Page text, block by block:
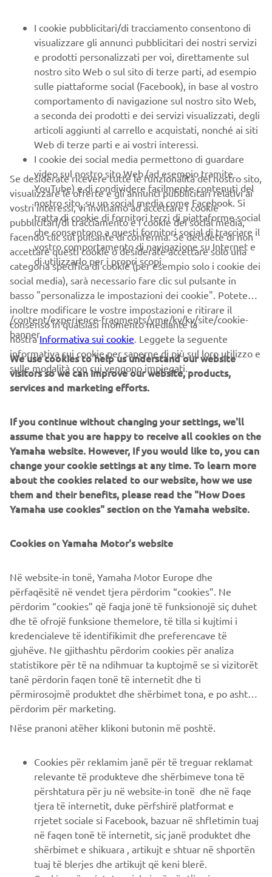
1968 DT-1
Scopri di più
ANNI '70
©Yamaha Motor Europe N.V. / Yamaha Motor Co., Ltd.
Le informazioni e/o le immagini contenute in queste
pagine web non possono mai essere utilizzate per finalità
commerciali o non commerciali senza l'esplicita
Guida sempre in modo sicuro e rispetta tutte le norme
locali del codice della strada.
CORPORATE
B2B
PIÙ YAMAHA
SUPPORTO
NEWSLETTER
Conoscerai in anteprima le ultime offerte, gli eventi speciali, le
nuove uscite e molto altro
ISCRIVITI
Leggi la nostra Informativa sulla privacy per sapere come
trattiamo i tuoi dati personali:Informativa sulla Privacy
Italy (Italian)
I cookie pubblicitari/di tracciamento consentono di
visualizzare gli annunci pubblicitari dei nostri servizi
e prodotti personalizzati per voi, direttamente sul
nostro sito Web o sul sito di terze parti, ad esempio
sulle piattaforme social (Facebook), in base al vostro
comportamento di navigazione sul nostro sito Web,
a seconda dei prodotti e dei servizi visualizzati, degli
articoli aggiunti al carrello e acquistati, nonché ai siti
Web di terze parti e ai vostri interessi.
I cookie dei social media permettono di guardare
video sul nostro sito Web (ad esempio tramite
YouTube) e di condividere facilmente contenuti del
nostro sito, su un social media come Facebook. Si
tratta di cookie di fornitori terzi di piattaforme social
che consentono a questi fornitori social di tracciare il
vostro comportamento di navigazione su Internet e
di utilizzarlo per i propri scopi.
Se desiderate ricevere tutte le funzionalità del nostro sito,
visualizzare le offerte e gli annunci pubblicitari relativi ai
vostri interessi, vi invitiamo ad accettare i cookie
pubblicitari/di tracciamento e i cookie dei social media,
facendo clic sul pulsante di conferma. Se decidete di non
accettare questi cookie o desiderate accettare solo una
categoria specifica di cookie (per esempio solo i cookie dei
social media), sarà necessario fare clic sul pulsante in
basso "personalizza le impostazioni dei cookie". Potete
inoltre modificare le vostre impostazioni e ritirare il
consenso in qualsiasi momento mediante la
nostraInformativa sui cookie . Leggete la seguente
informativa sui cookie per saperne di più sul loro utilizzo e
sulle modalità con cui vengono impiegati.
/content/experience-fragments/yme/kv/kv/site/cookie-
banner
We use cookies to help us understand our website
visitors so we can improve our website, products,
services and marketing efforts.
If you continue without changing your settings, we'll
assume that you are happy to receive all cookies on the
Yamaha website. However, If you would like to, you can
change your cookie settings at any time. To learn more
about the cookies related to our website, how we use
them and their benefits, please read the "How Does
Yamaha use cookies" section on the Yamaha website.
Cookies on Yamaha Motor's website
Në website-in tonë, Yamaha Motor Europe dhe
përfaqësitë në vendet tjera përdorim “cookies”. Ne
përdorim “cookies” që faqja jonë të funksionojë siç duhet
dhe të ofrojë funksione themelore, të tilla si kujtimi i
kredencialeve të identifikimit dhe preferencave të
gjuhëve. Ne gjithashtu përdorim cookies për analiza
statistikore për të na ndihmuar ta kuptojmë se si vizitorët
tanë përdorin faqen tonë të internetit dhe ti
përmirosojmë produktet dhe shërbimet tona, e po ashtu ti
përdorim për marketing.
Nëse pranoni atëher klikoni butonin më poshtë.
Cookies për reklamim janë për të treguar reklamat
relevante të produkteve dhe shërbimeve tona të
përshtatura për ju në website-in tonë dhe në faqe
tjera të internetit, duke përfshirë platformat e
rrjetet sociale si Facebook, bazuar në shfletimin tuaj
në faqen tonë të internetit, siç janë produktet dhe
shërbimet e shikuara , artikujt e shtuar në shportën
tuaj të blerjes dhe artikujt që keni blerë.